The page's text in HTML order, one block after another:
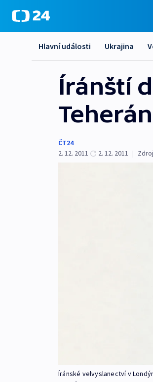
Hlavní události Ukrajina
Íránští
ČT24
2. 12. 2011
2. 12. 2011 |
Íránské velvyslanectví v